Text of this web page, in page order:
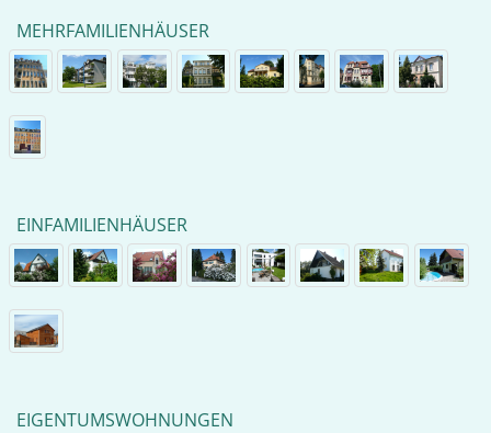
MEHRFAMILIENHÄUSER
EINFAMILIENHÄUSER
EIGENTUMSWOHNUNGEN